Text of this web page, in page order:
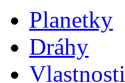
Planetky
Dráhy
Vlastnosti